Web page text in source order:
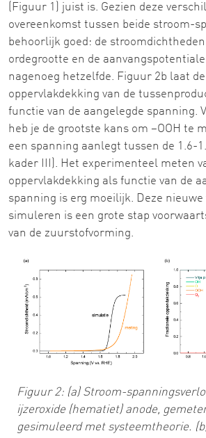
(Figuur 1) juist is. Gezien deze
overeenkomst tussen beide stroom-
behoorlijk goed: de
ordegrootte en de
nagenoeg hetzelfde. Figuur 2b laat
oppervlakdekking van de
functie van de aangelegde spanning.
heb je de grootste kans om –OOH te
een spanning aanlegt tussen de 1.6-
kader III). Het experimenteel meten
oppervlakdekking als functie van de
spanning is erg moeilijk. Deze
simuleren is een grote stap
van de zuurstofvorming.
Figuur 2: (a) Stroom-
ijzeroxide (hematiet) anode,
gesimuleerd met systeemtheorie.